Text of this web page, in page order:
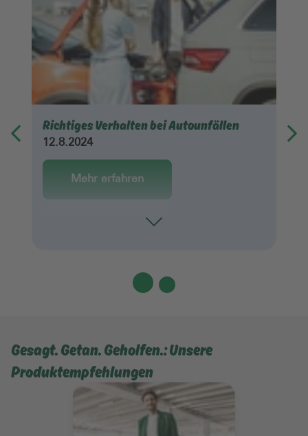
Richtiges Verhalten bei Autounfällen
12.8.2024
Mehr erfahren
Gesagt. Getan. Geholfen.: Unsere
Produktempfehlungen
Mehr erfahren